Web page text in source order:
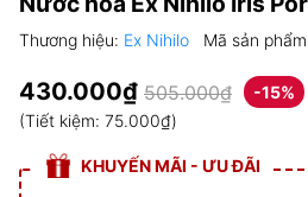
Thương hiệu: Ex Nihilo Mã sản
430.000₫ 505.000₫
-15%
(Tiết kiệm: 75.000₫)
KHUYẾN MÃI - ƯU ĐÃI